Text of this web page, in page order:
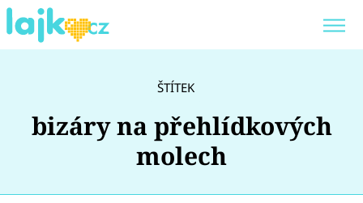
ŠTÍTEK
bizáry na přehlídkových
molech